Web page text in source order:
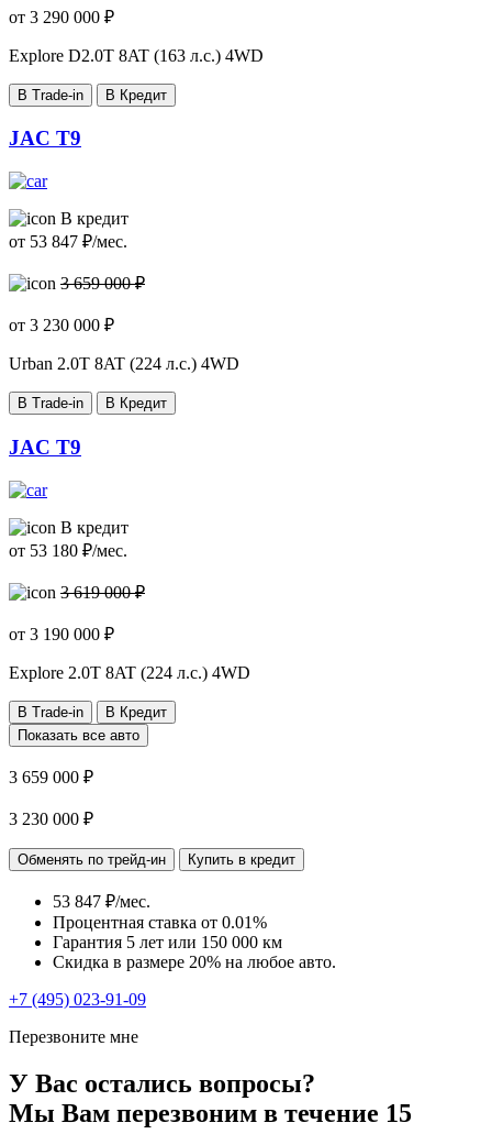
от 3 290 000 ₽
Explore D2.0T 8AT (163 л.с.) 4WD
В Trade-in В Кредит
JAC T9
В кредит
от 53 847 ₽/мес.
3 659 000 ₽
от 3 230 000 ₽
Urban 2.0T 8AT (224 л.с.) 4WD
В Trade-in В Кредит
JAC T9
В кредит
от 53 180 ₽/мес.
3 619 000 ₽
от 3 190 000 ₽
Explore 2.0T 8AT (224 л.с.) 4WD
В Trade-in
В Кредит
Показать все авто
3 659 000 ₽
3 230 000 ₽
Обменять по трейд-ин Купить в кредит
53 847 ₽/мес.
Процентная ставка от 0.01%
Гарантия 5 лет или 150 000 км
Скидка в размере 20% на любое авто.
+7 (495) 023-91-09
Перезвоните мне
У Вас остались вопросы?
Мы Вам перезвоним в течение 15